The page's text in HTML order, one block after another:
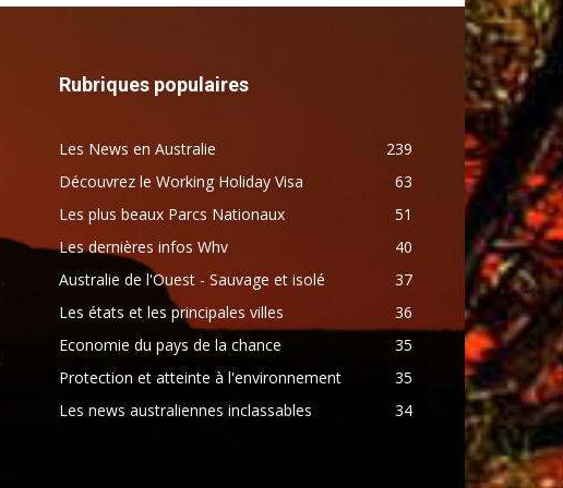
Rubriques populaires
Les News en Australie
239
Découvrez le Working Holiday Visa
63
Les plus beaux Parcs Nationaux
51
Les dernières infos Whv
40
Australie de l'Ouest - Sauvage et isolé
37
Les états et les principales villes
36
Economie du pays de la chance
35
Protection et atteinte à l'environnement
35
Les news australiennes inclassables
34